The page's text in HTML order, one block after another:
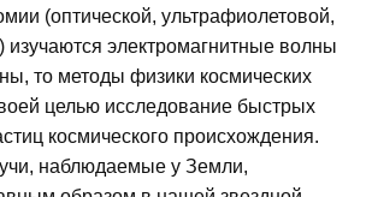
(оптической, ультрафиолетовой,
изучаются электромагнитные волны
то методы физики космических
целью исследование быстрых
космического происхождения.
наблюдаемые у Земли,